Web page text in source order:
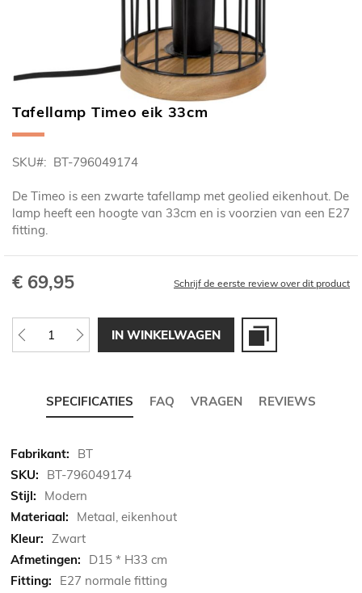
Ga
naar
begin
de
afbeeldingen-
gallerij
Tafellamp Timeo eik 33cm
SKU BT-796049174
De Timeo is een zwarte tafellamp met geolied eikenhout. De
lamp heeft een hoogte van 33cm en is voorzien van een E27
fitting.
€ 69,95 Schrijf de eerste review over dit product
IN WINKELWAGEN
SPECIFICATIES FAQ VRAGEN REVIEWS
Meer
informatie
BT
BT-796049174
Modern
Metaal, eikenhout
Zwart
D15 * H33 cm
E27 normale fitting